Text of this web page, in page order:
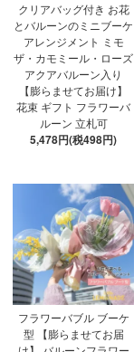
クリアバッグ付き お花
とバルーンのミニブーケ
アレンジメント ミモ
ザ・カモミール・ローズ
アクアバルーン入り
【膨らませてお届け】
花束 ギフト フラワーバ
ルーン 立札可
5,478円(税498円)
フラワーバブル ブーケ
型 【膨らませてお届